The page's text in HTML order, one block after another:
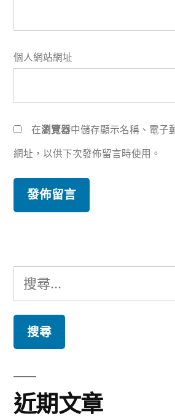
個人網站網址
在瀏覽器中儲存顯示名稱、電子
網址，以供下次發佈留言時使用。
搜
尋
鍵
字:
近期文章